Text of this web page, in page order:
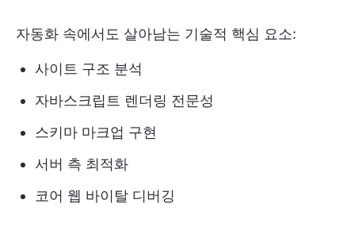
자동화 속에서도 살아남는 기술적 핵심 요소:
사이트 구조 분석
자바스크립트 렌더링 전문성
스키마 마크업 구현
서버 측 최적화
코어 웹 바이탈 디버깅